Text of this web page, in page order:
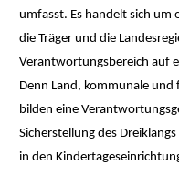
umfasst. Es handelt sich um
die Träger und die
Verantwortungsbereich auf
Denn Land, kommunale und
bilden eine
Sicherstellung des
in den